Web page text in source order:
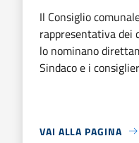
Il Consiglio
rappresentativa dei
lo nominano
Sindaco e i
VAI ALLA PAGINA